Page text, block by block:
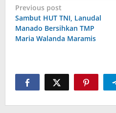
Navigasi
pos
Previous post
Sambut HUT TNI, Lanudal
Manado Bersihkan TMP
Maria Walanda Maramis